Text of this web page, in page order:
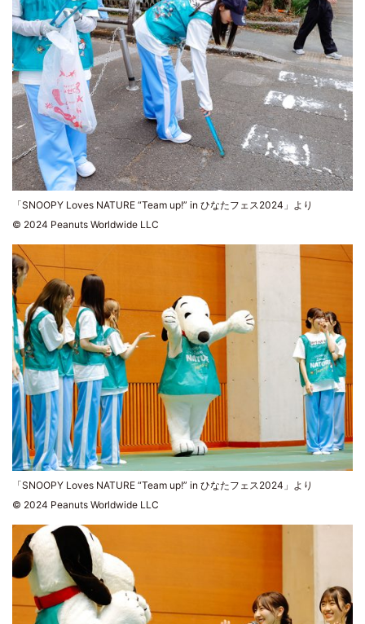
「SNOOPY Loves NATURE “Team up!” in ひなたフェス2024」より
© 2024 Peanuts Worldwide LLC
「SNOOPY Loves NATURE “Team up!” in ひなたフェス2024」より
© 2024 Peanuts Worldwide LLC